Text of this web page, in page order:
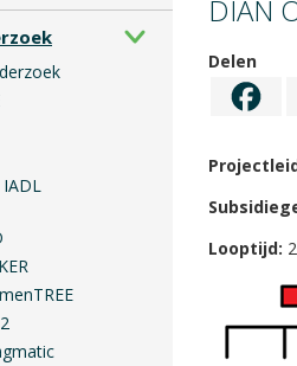
DIAN
Delen
Looptijd: